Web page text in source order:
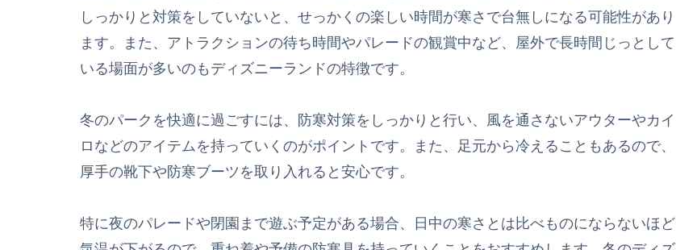
しっかりと対策をしていないと、せっかくの楽しい時間が寒さで台無しになる可能性があり
ます。また、アトラクションの待ち時間やパレードの観賞中など、屋外で長時間じっとして
いる場面が多いのもディズニーランドの特徴です。
冬のパークを快適に過ごすには、防寒対策をしっかりと行い、風を通さないアウターやカイ
ロなどのアイテムを持っていくのがポイントです。また、足元から冷えることもあるので、
厚手の靴下や防寒ブーツを取り入れると安心です。
特に夜のパレードや閉園まで遊ぶ予定がある場合、日中の寒さとは比べものにならないほど